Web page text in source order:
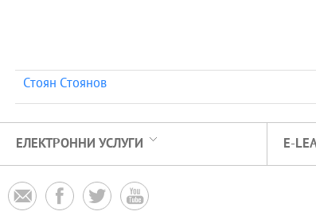
Стоян Стоянов
ЕЛЕКТРОННИ УСЛУГИ E-
   